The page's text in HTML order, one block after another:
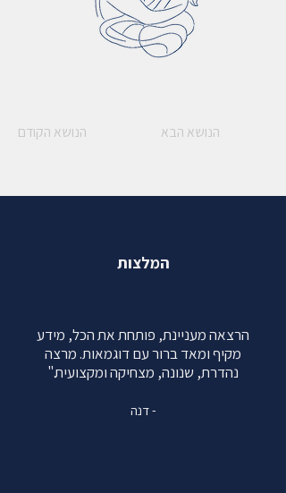
הנושא הקודם הנושא הבא
המלצות
הרצאה מעניינת, פותחת את הכל, מידע
מקיף ומאד ברור עם דוגמאות. מרצה
נהדרת, שנונה, מצחיקה ומקצועית."
- דנה